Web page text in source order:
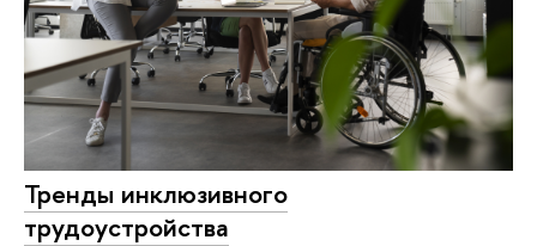
Тренды инклюзивного
трудоустройства